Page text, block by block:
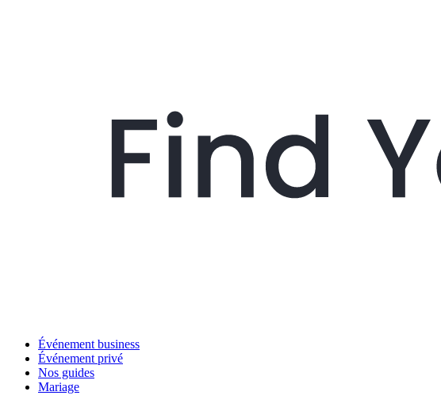
Événement business
Événement privé
Nos guides
Mariage